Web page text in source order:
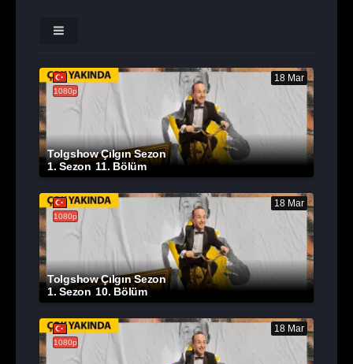
1080p
18 Mar
Tolgshow Çılgın Sezon
1. Sezon 11. Bölüm
1080p
18 Mar
Tolgshow Çılgın Sezon
1. Sezon 10. Bölüm
1080p
18 Mar